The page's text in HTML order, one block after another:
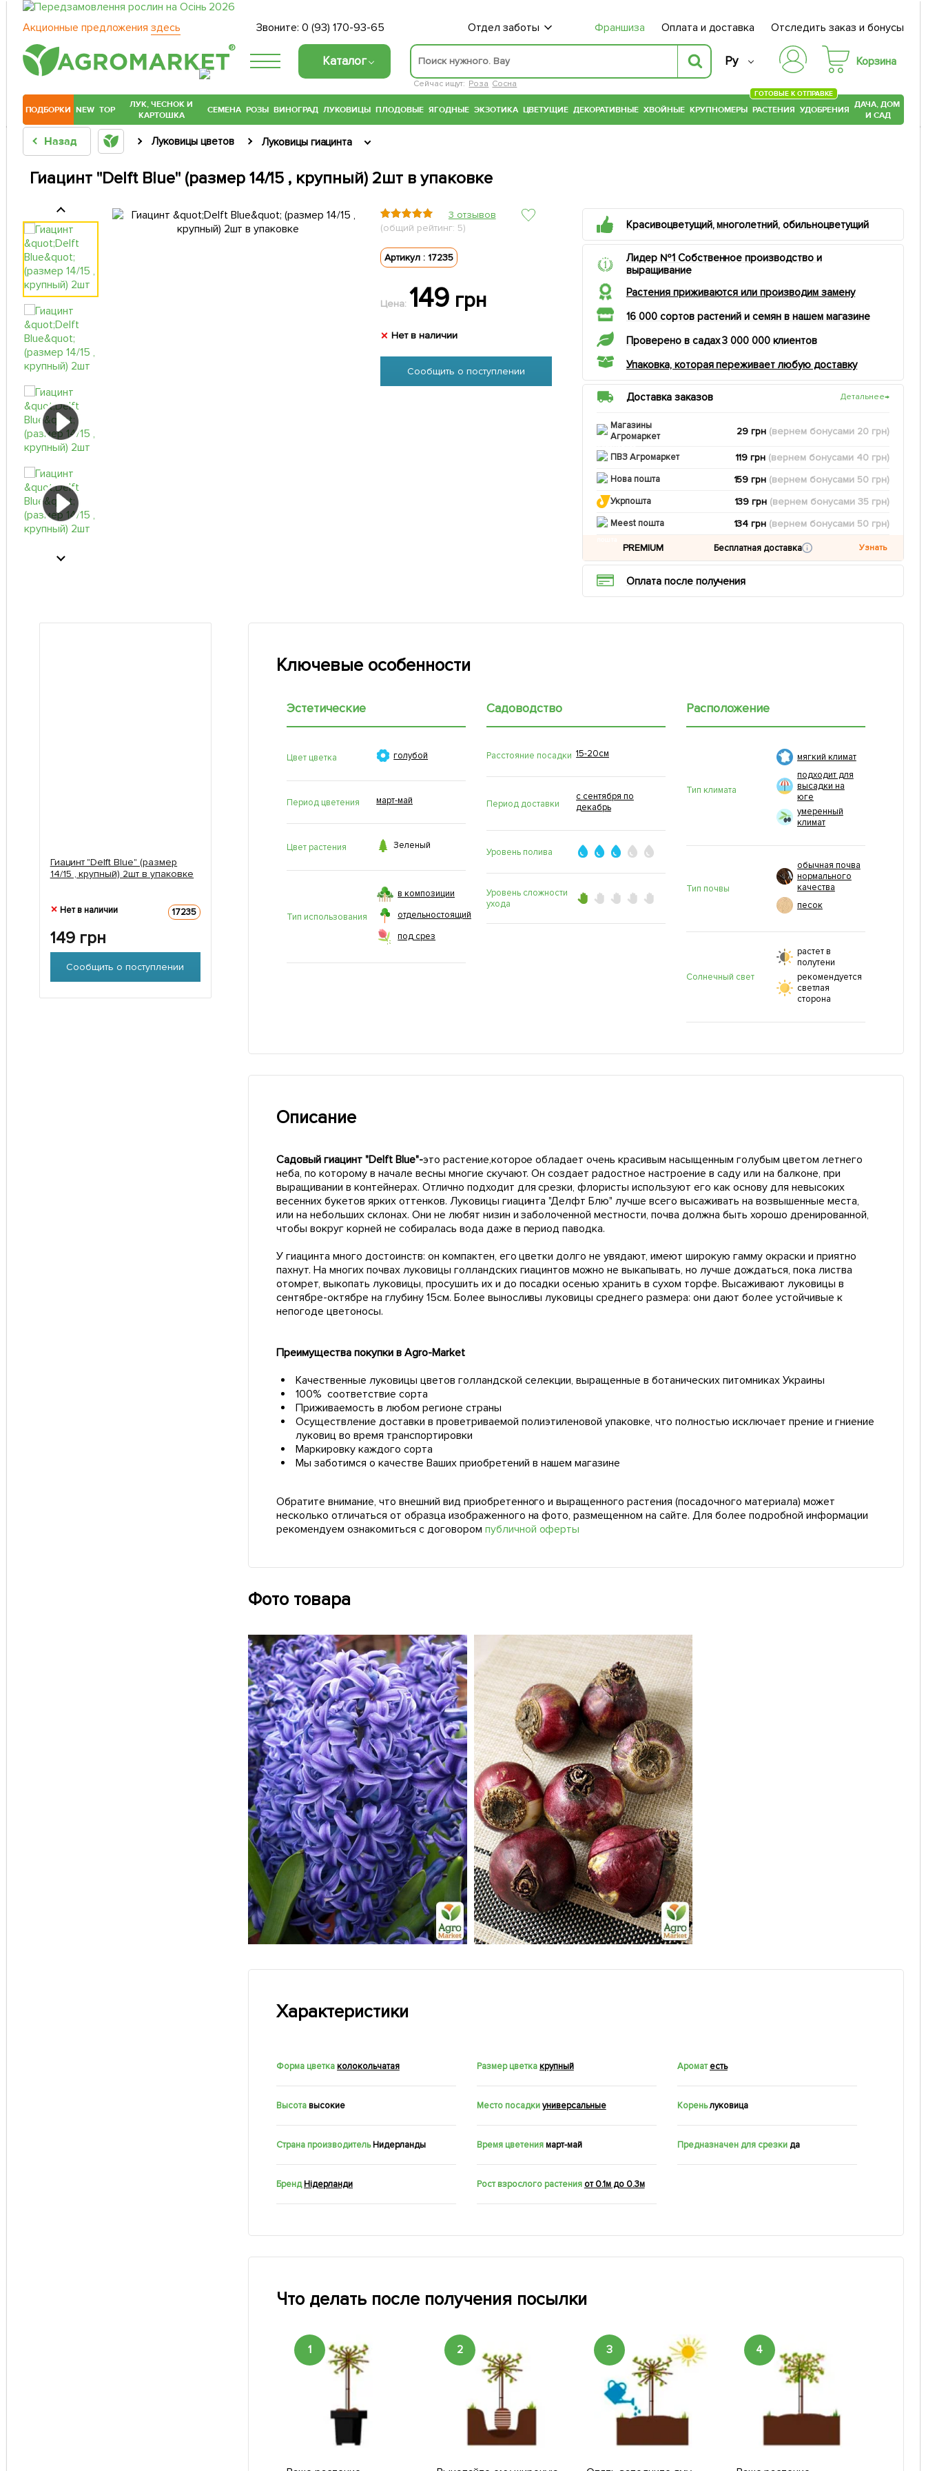
Акционные предложения здесь Звоните:0 (93) 170-93-65 Отдел заботы Франшиза Оплата и доставка Отследить заказ и бонусы
®
Каталог
Сейчас ищут: Роза Сосна
Ру Корзина
ПОДБОРКИ NEW TOP
ЛУК, ЧЕСНОК И
КАРТОШКА
СЕМЕНА РОЗЫ ВИНОГРАД ЛУКОВИЦЫ ПЛОДОВЫЕ ЯГОДНЫЕ ЭКЗОТИКА ЦВЕТУЩИЕ ДЕКОРАТИВНЫЕ ХВОЙНЫЕ КРУПНОМЕРЫ РАСТЕНИЯ
ГОТОВЫЕ К ОТПРАВКЕ
УДОБРЕНИЯ ДАЧА, ДОМ
И САД
Назад Луковицы цветов Луковицы гиацинта
Гиацинт "Delft Blue" (размер 14/15 , крупный) 2шт в упаковке
3 отзывов
(общий рейтинг: 5)
Артикул : 17235
Цена: 149 грн
Нет в наличии
Сообщить о поступлении
Красивоцветущий, многолетний, обильноцветущий
Лидер №1 Собственное производство и
выращивание
Растения приживаются или производим замену
16 000 сортов растений и семян в нашем магазине
Проверено в садах 3 000 000 клиентов
Упаковка, которая переживает любую доставку
Доставка заказов Детальнее→
Магазины
Агромаркет
29 грн (вернем бонусами 20 грн)
ПВЗ Агромаркет 119 грн (вернем бонусами 40 грн)
Нова пошта 159 грн (вернем бонусами 50 грн)
Укрпошта 139 грн (вернем бонусами35 грн)
Meest пошта 134 грн (вернем бонусами 50 грн)
PREMIUM Бесплатная доставка Узнать
Оплата после получения
Гиацинт "Delft Blue" (размер
14/15 , крупный) 2шт в упаковке
Нет в наличии 17235
149грн
Сообщить о поступлении
Ключевые особенности
Эстетические
Цвет цветка  голубой
Период цветения март-май
Цвет растения  Зеленый
Тип использования
в композиции
отдельностоящий
под срез
Садоводство
Расстояние посадки 15-20см
Период доставки
с сентября по
декабрь
Уровень полива
Уровень сложности
ухода
Расположение
Тип климата
мягкий климат
подходит для
высадки на
юге
умеренный
климат
Тип почвы
обычная почва
нормального
качества
песок
Солнечный свет
растет в
полутени
рекомендуется
светлая
сторона
Описание
Садовый гиацинт "Delft Blue"-это растение,которое обладает очень красивым насыщенным голубым цветом летнего
неба, по которому в начале весны многие скучают. Он создает радостное настроение в саду или на балконе, при
выращивании в контейнерах. Отлично подходит для срезки, флористы используют его как основу для невысоких
весенних букетов ярких оттенков. Луковицы гиацинта "Делфт Блю" лучше всего высаживать на возвышенные места,
или на небольших склонах. Они не любят низин и заболоченной местности, почва должна быть хорошо дренированной,
чтобы вокруг корней не собиралась вода даже в период паводка.
У гиацинта много достоинств: он компактен, его цветки долго не увядают, имеют широкую гамму окраски и приятно
пахнут. На многих почвах луковицы голландских гиацинтов можно не выкапывать, но лучше дождаться, пока листва
отомрет, выкопать луковицы, просушить их и до посадки осенью хранить в сухом торфе. Высаживают луковицы в
сентябре-октябре на глубину 15см. Более выносливы луковицы среднего размера: они дают более устойчивые к
непогоде цветоносы.
Преимущества покупки в Agro-Market
Качественные луковицы цветов голландской селекции, выращенные в ботанических питомниках Украины
100% соответствие сорта
Приживаемость в любом регионе страны
Осуществление доставки в проветриваемой полиэтиленовой упаковке, что полностью исключает прение и гниение
луковиц во время транспортировки
Маркировку каждого сорта
Мы заботимся о качестве Ваших приобретений в нашем магазине
Обратите внимание, что внешний вид приобретенного и выращенного растения (посадочного материала) может
несколько отличаться от образца изображенного на фото, размещенном на сайте. Для более подробной информации
рекомендуем ознакомиться с договором публичной оферты
Фото товара
Характеристики
Форма цветкаколокольчатая Размер цветкакрупный Аромат есть
Высотавысокие Место посадкиуниверсальные Кореньлуковица
Страна производительНидерланды Время цветениямарт-май Предназначен для срезки да
БрендНідерланди Рост взрослого растения от 0.1м до 0.3м
Что делать после получения посылки
1 2 3 4